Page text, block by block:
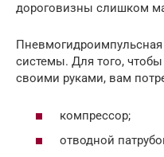
дороговизны слишком
системы. Для того,
своими руками, вам
компрессор;
отводной